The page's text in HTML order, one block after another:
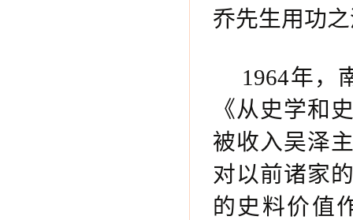
乔先生用功
1964年，
《从史学和
被收入吴泽
对以前诸家
的史料价值